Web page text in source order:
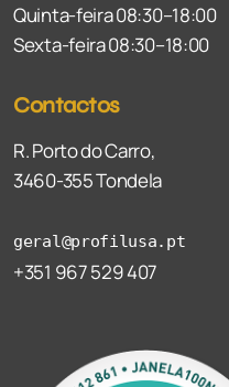
Quinta-feira 08:30–18:00
Sexta-feira 08:30–18:00
Contactos
R. Porto do Carro,
3460-355 Tondela
geral@profilusa.pt
+351 967 529 407